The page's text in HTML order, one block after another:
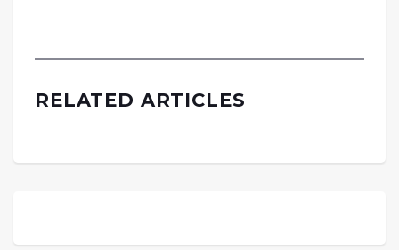
RELATED ARTICLES